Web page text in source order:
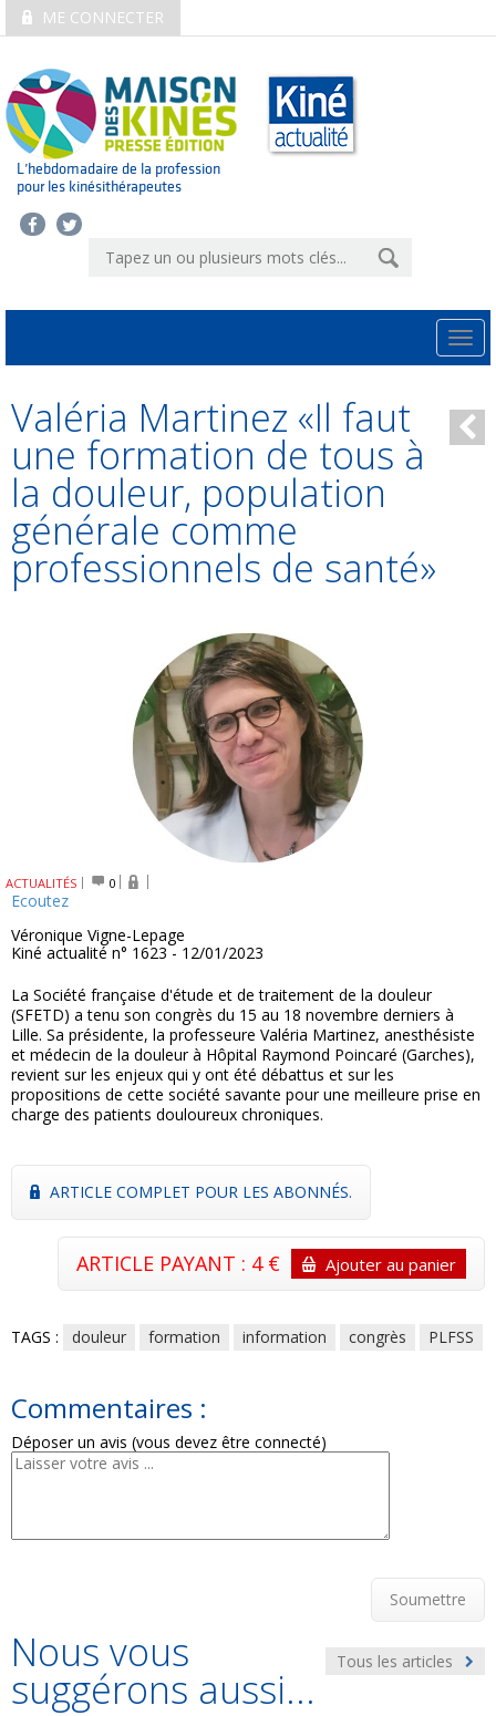
ME CONNECTER
L’hebdomadaire de la profession
pour les kinésithérapeutes
Valéria Martinez «Il faut
une formation de tous à
la douleur, population
générale comme
professionnels de santé»
ACTUALITÉS 0
Ecoutez
Véronique Vigne-Lepage
Kiné actualité n° 1623 - 12/01/2023
La Société française d'étude et de traitement de la douleur
(SFETD) a tenu son congrès du 15 au 18 novembre derniers à
Lille. Sa présidente, la professeure Valéria Martinez, anesthésiste
et médecin de la douleur à Hôpital Raymond Poincaré (Garches),
revient sur les enjeux qui y ont été débattus et sur les
propositions de cette société savante pour une meilleure prise en
charge des patients douloureux chroniques.
ARTICLE COMPLET POUR LES ABONNÉS.
ARTICLE PAYANT : 4 € Ajouter au panier
TAGS : douleur formation information congrès PLFSS
Commentaires :
Déposer un avis (vous devez être connecté)
Soumettre
Tous les articles
Nous vous
suggérons aussi...